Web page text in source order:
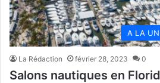
A LA
La Rédaction février 28, 2023 0
Salons nautiques en